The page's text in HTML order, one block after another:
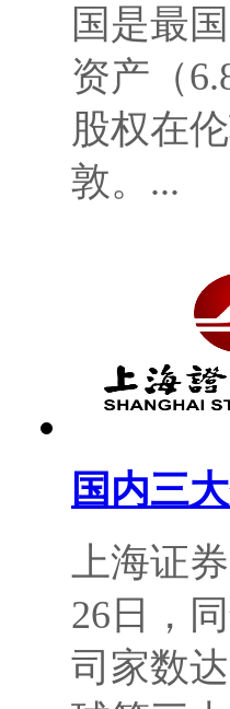
国是最
资产（
股权在
敦。...
国内三
上海证
26日，
司家数